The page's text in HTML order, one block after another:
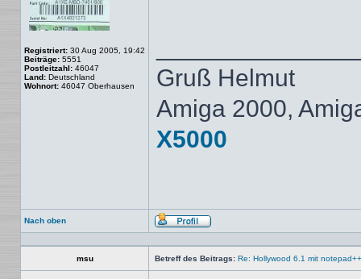
Registriert: 30 Aug 2005, 19:42
Beiträge: 5551
Postleitzahl: 46047
Land: Deutschland
Wohnort: 46047 Oberhausen
Gruß Helmut
Amiga 2000,
X5000
Nach oben
Profil
msu Betreff des Beitrags: Re: Hollywood 6.1 mit notepad++